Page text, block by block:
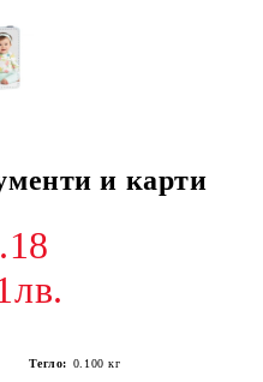
и карти
Тегло: 0.100 кг